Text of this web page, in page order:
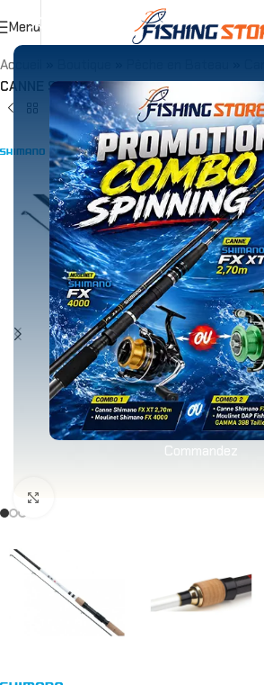
Commandez
Menu
Accueil
CANNE Shimano YASEI AX CAST VERT